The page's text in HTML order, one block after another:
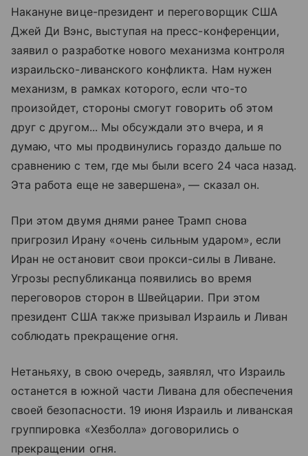
Накануне вице-президент и переговорщик США
Джей Ди Вэнс, выступая на пресс-конференции,
заявил о разработке нового механизма контроля
израильско-ливанского конфликта. Нам нужен
механизм, в рамках которого, если что-то
произойдет, стороны смогут говорить об этом
друг с другом... Мы обсуждали это вчера, и я
думаю, что мы продвинулись гораздо дальше по
сравнению с тем, где мы были всего 24 часа назад.
Эта работа еще не завершена», — сказал он.
При этом двумя днями ранее Трамп снова
пригрозил Ирану «очень сильным ударом», если
Иран не остановит свои прокси-силы в Ливане.
Угрозы республиканца появились во время
переговоров сторон в Швейцарии. При этом
президент США также призывал Израиль и Ливан
соблюдать прекращение огня.
Нетаньяху, в свою очередь, заявлял, что Израиль
останется в южной части Ливана для обеспечения
своей безопасности. 19 июня Израиль и ливанская
группировка «Хезболла» договорились о
прекращении огня.